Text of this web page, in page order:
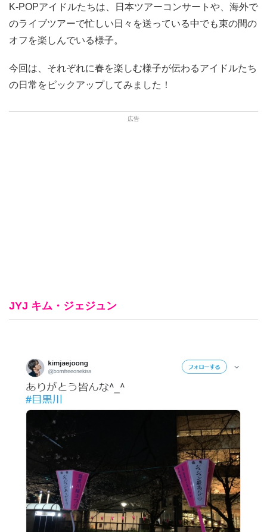
K-POPアイドルたちは、日本ツアーコンサートや、海外で
のライブツアーで忙しい日々を送っている中でも束の間の
オフを楽しんでいる様子。
今回は、それぞれに春を楽しむ様子が伝わるアイドルたち
の日常をピックアップしてみました！
JYJ キム・ジェジュン